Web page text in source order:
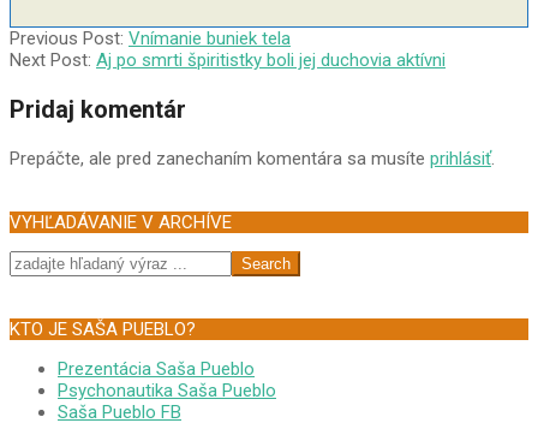
2002-
08-
Previous Post: Vnímanie buniek tela
Next Post: Aj po smrti špiritistky boli jej duchovia aktívni
Pridaj komentár
Prepáčte, ale pred zanechaním komentára sa musíte prihlásiť.
VYHĽADÁVANIE V ARCHÍVE
Search
KTO JE SAŠA PUEBLO?
Prezentácia Saša Pueblo
Psychonautika Saša Pueblo
Saša Pueblo FB